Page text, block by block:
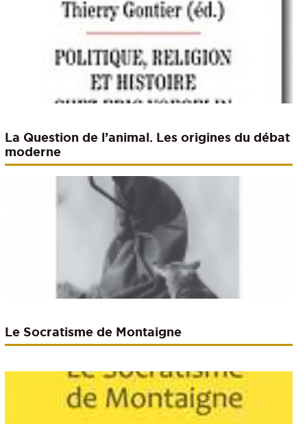
La Question de l’animal. Les origines du débat
moderne
Le Socratisme de Montaigne